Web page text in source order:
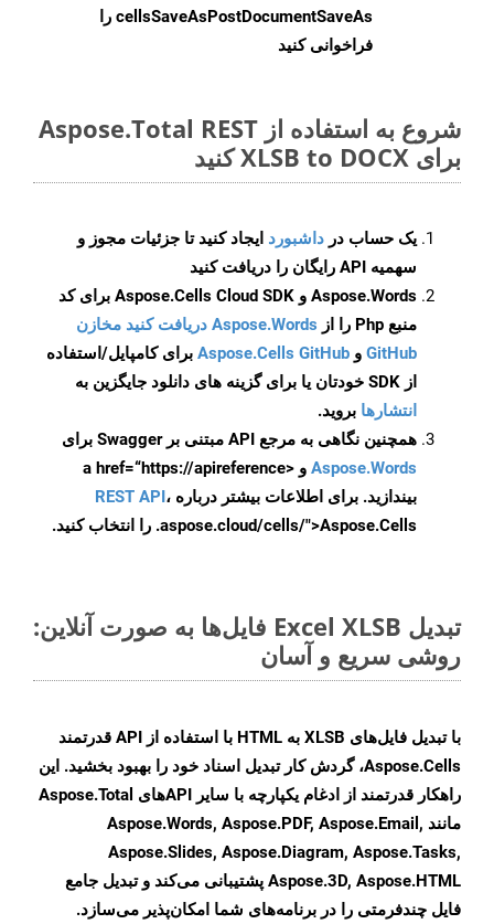
cellsSaveAsPostDocumentSaveAs را
فراخوانی کنید
شروع به استفاده از Aspose.Total REST
برای XLSB to DOCX کنید
یک حساب در داشبورد ایجاد کنید تا جزئیات مجوز و
سهمیه API رایگان را دریافت کنید
Aspose.Words و Aspose.Cells Cloud SDK برای کد
منبع Php را از
Aspose.Words دریافت کنید مخازن
GitHub و Aspose.Cells GitHub برای کامپایل/استفاده
از SDK خودتان یا برای گزینه های دانلود جایگزین به
انتشارها بروید.
همچنین نگاهی به مرجع API مبتنی بر Swagger برای
Aspose.Words
و <a href=“https://apireference
بیندازید. برای اطلاعات بیشتر درباره REST API،
.aspose.cloud/cells/">Aspose.Cells را انتخاب کنید.
تبدیل Excel XLSB فایل‌ها به صورت آنلاین:
روشی سریع و آسان
با تبدیل فایل‌های XLSB به HTML با استفاده از API قدرتمند
Aspose.Cells، گردش کار تبدیل اسناد خود را بهبود بخشید. این
راهکار قدرتمند از ادغام یکپارچه با سایر APIهای Aspose.Total
مانند Aspose.Words, Aspose.PDF, Aspose.Email,
Aspose.Slides, Aspose.Diagram, Aspose.Tasks,
Aspose.3D, Aspose.HTML پشتیبانی می‌کند و تبدیل جامع
فایل چندفرمتی را در برنامه‌های شما امکان‌پذیر می‌سازد.